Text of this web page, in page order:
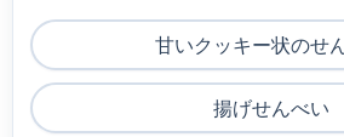
甘いクッキー状のせ
揚げせんべい